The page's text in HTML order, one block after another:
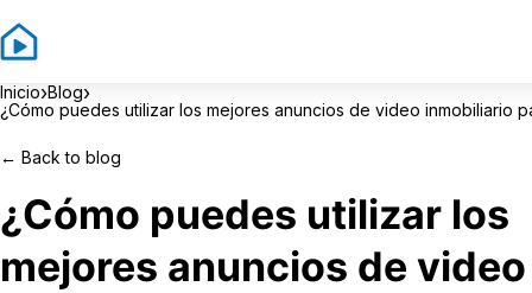
Inicio›Blog›
¿Cómo puedes utilizar los mejores anuncios de video inmobiliario
← Back to blog
¿Cómo puedes utilizar los
mejores anuncios de video